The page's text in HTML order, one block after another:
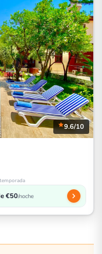
9.6/10
€50/noche